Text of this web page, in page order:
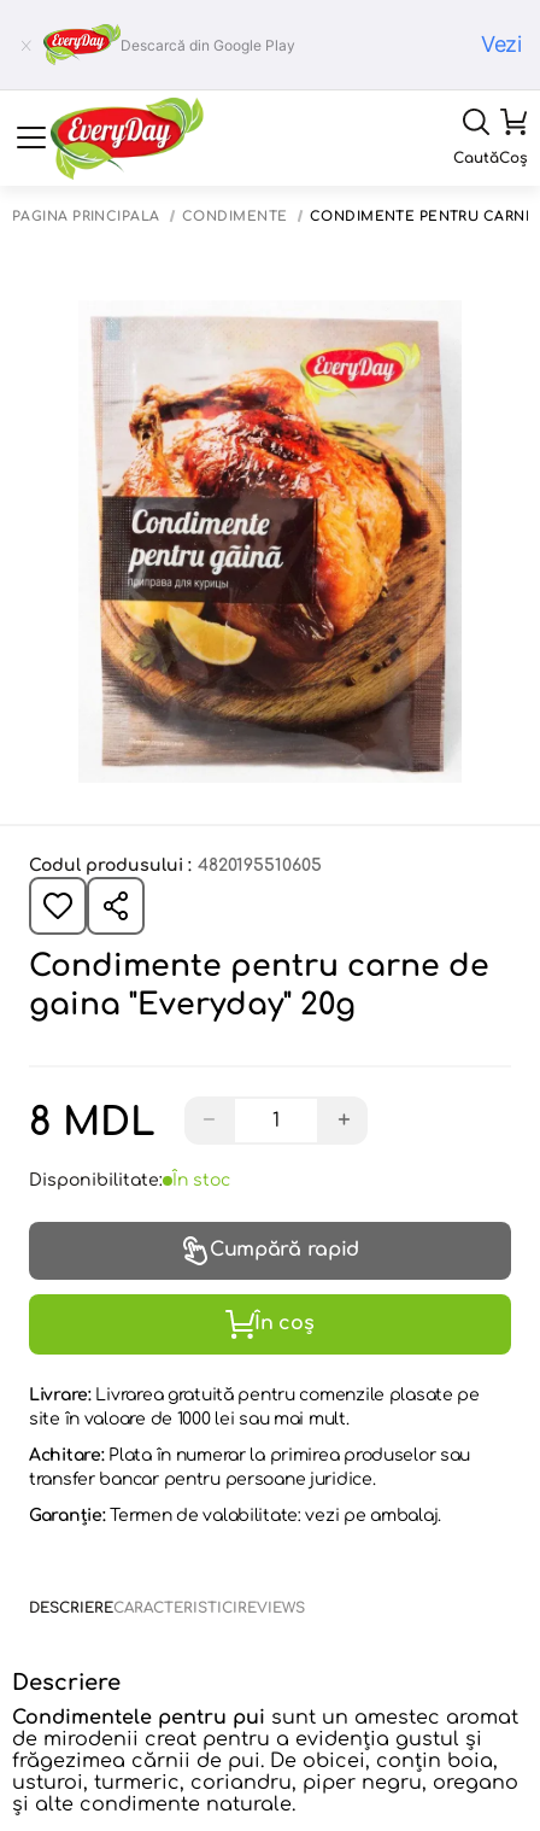
Descarcă din Google Play Vezi
CautăCoș
PAGINA PRINCIPALĂ CONDIMENTE CONDIMENTE PENTRU CARNE
Codul produsului : 4820195510605
Condimente pentru carne de
gaina "Everyday" 20g
8 MDL − +
Disponibilitate: În stoc
Cumpără rapid
În coș
Livrare: Livrarea gratuită pentru comenzile plasate pe
site în valoare de 1000 lei sau mai mult.
Achitare: Plata în numerar la primirea produselor sau
transfer bancar pentru persoane juridice.
Garanție:Termen de valabilitate: vezi pe ambalaj.
DESCRIERECARACTERISTICIREVIEWS
Descriere
Condimentele pentru pui sunt un amestec aromat
de mirodenii creat pentru a evidenția gustul și
frăgezimea cărnii de pui. De obicei, conțin boia,
usturoi, turmeric, coriandru, piper negru, oregano
și alte condimente naturale.